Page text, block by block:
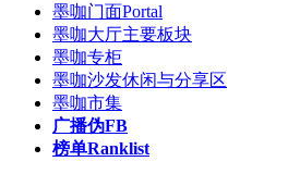
墨咖门面Portal
墨咖大厅主要板块
墨咖专柜
墨咖沙发休闲与分享区
墨咖市集
广播伪FB
榜单Ranklist